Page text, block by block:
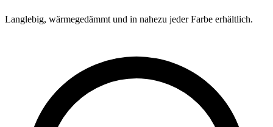
Langlebig, wärmegedämmt und in nahezu jeder Farbe erhältlich.